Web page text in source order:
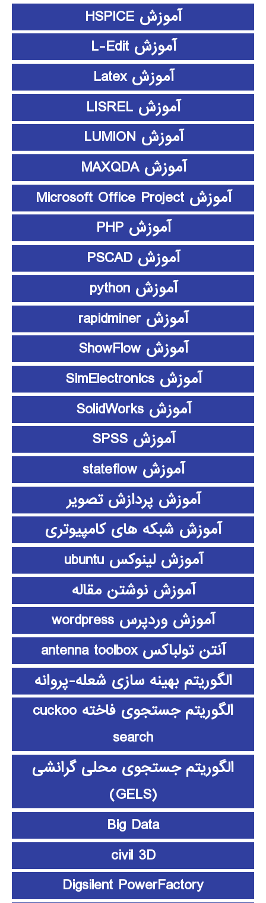
آموزش HSPICE
آموزش L-Edit
آموزش Latex
آموزش LISREL
آموزش LUMION
آموزش MAXQDA
آموزش Microsoft Office Project
آموزش PHP
آموزش PSCAD
آموزش python
آموزش rapidminer
آموزش ShowFlow
آموزش SimElectronics
آموزش SolidWorks
آموزش SPSS
آموزش stateflow
آموزش پردازش تصویر
آموزش شبکه های کامپیوتری
آموزش لینوکس ubuntu
آموزش نوشتن مقاله
آموزش وردپرس wordpress
آنتن تولباکس antenna toolbox
الگوریتم بهینه سازی شعله-پروانه
الگوریتم جستجوی فاخته cuckoo
search
الگوریتم جستجوی محلی گرانشی
(GELS)
Big Data
civil 3D
Digsilent PowerFactory